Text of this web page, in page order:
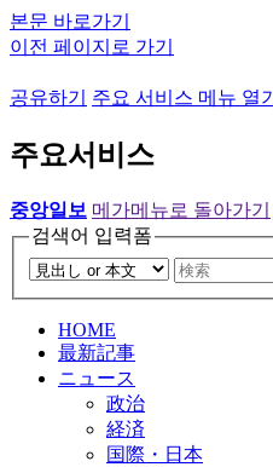
본문 바로가기
이전 페이지로 가기
공유하기 주요 서비스 메뉴 열기
주요서비스
중앙일보 메가메뉴로 돌아가기
검색어 입력폼
HOME
最新記事
ニュース
政治
経済
国際・日本